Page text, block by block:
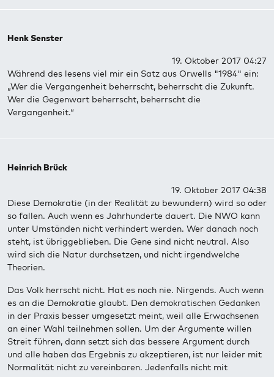
Henk Senster
19. Oktober 2017 04:27
Während des lesens viel mir ein Satz aus Orwells "1984" ein:
„Wer die Vergangenheit beherrscht, beherrscht die Zukunft.
Wer die Gegenwart beherrscht, beherrscht die
Vergangenheit.“
Heinrich Brück
19. Oktober 2017 04:38
Diese Demokratie (in der Realität zu bewundern) wird so oder
so fallen. Auch wenn es Jahrhunderte dauert. Die NWO kann
unter Umständen nicht verhindert werden. Wer danach noch
steht, ist übriggeblieben. Die Gene sind nicht neutral. Also
wird sich die Natur durchsetzen, und nicht irgendwelche
Theorien.
Das Volk herrscht nicht. Hat es noch nie. Nirgends. Auch wenn
es an die Demokratie glaubt. Den demokratischen Gedanken
in der Praxis besser umgesetzt meint, weil alle Erwachsenen
an einer Wahl teilnehmen sollen. Um der Argumente willen
Streit führen, dann setzt sich das bessere Argument durch
und alle haben das Ergebnis zu akzeptieren, ist nur leider mit
Normalität nicht zu vereinbaren. Jedenfalls nicht mit